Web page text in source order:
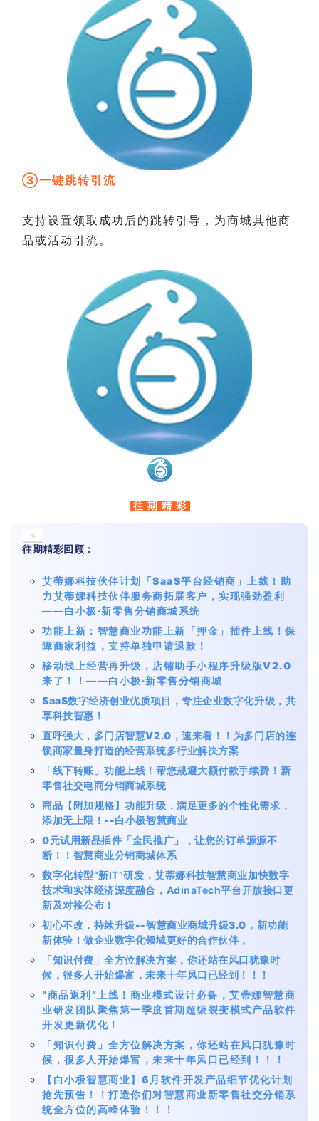
③一键跳转引流
支持设置领取成功后的跳转引导，为商城其他商
品或活动引流。
往 期 精 彩
往期精彩回顾：
艾蒂娜科技伙伴计划「SaaS平台经销商」上线！助
力艾蒂娜科技伙伴服务商拓展客户，实现强劲盈利
——白小极·新零售分销商城系统
功能上新：智慧商业功能上新「押金」插件上线！保
障商家利益，支持单独申请退款！
移动线上经营再升级，店铺助手小程序升级版V2.0
来了！！——白小极·新零售分销商城
SaaS数字经济创业优质项目，专注企业数字化升级，共
享科技智惠！
直呼强大，多门店智慧V2.0，速来看！！为多门店的连
锁商家量身打造的经营系统多行业解决方案
「线下转账」功能上线！帮您规避大额付款手续费！新
零售社交电商分销商城系统
商品【附加规格】功能升级，满足更多的个性化需求，
添加无上限！--白小极智慧商业
0元试用新品插件「全民推广」，让您的订单源源不
断！！智慧商业分销商城体系
数字化转型“新IT”研发，艾蒂娜科技智慧商业加快数字
技术和实体经济深度融合，AdinaTech平台开放接口更
新及对接公布！
初心不改，持续升级--智慧商业商城升级3.0，新功能
新体验！做企业数字化领域更好的合作伙伴，
「知识付费」全方位解决方案，你还站在风口犹豫时
候，很多人开始爆富，未来十年风口已经到！！！
“商品返利”上线！商业模式设计必备，艾蒂娜智慧商
业研发团队聚焦第一季度首期超级裂变模式产品软件
开发更新优化！
「知识付费」全方位解决方案，你还站在风口犹豫时
候，很多人开始爆富，未来十年风口已经到！！！
【白小极智慧商业】6月软件开发产品细节优化计划
抢先预告！！打造你们对智慧商业新零售社交分销系
统全方位的高峰体验！！！